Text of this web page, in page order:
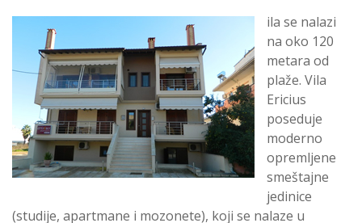
ila se nalazi
na oko 120
metara od
plaže. Vila
Ericius
poseduje
moderno
opremljene
smeštajne
jedinice
(studije, apartmane i mozonete), koji se nalaze u